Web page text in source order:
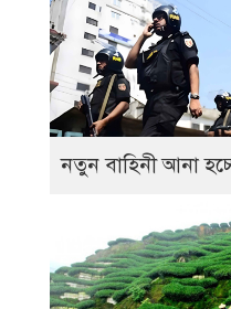
নতুন বাহিনী আনা